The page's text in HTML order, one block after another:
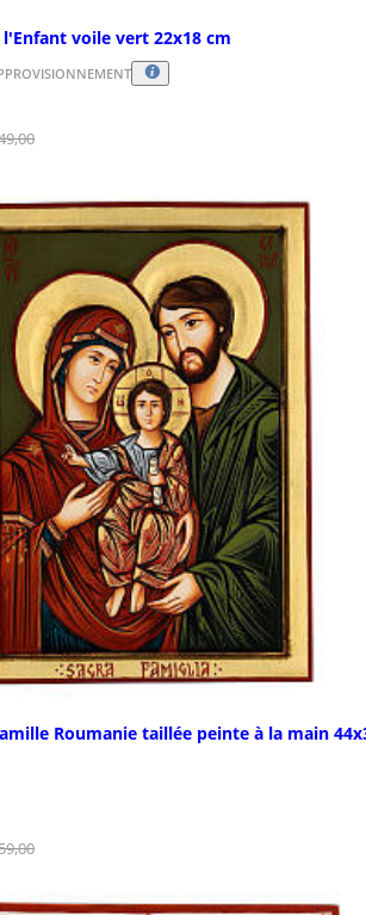
l'Enfant voile vert 22x18 cm
Roumanie taillée peinte à la main